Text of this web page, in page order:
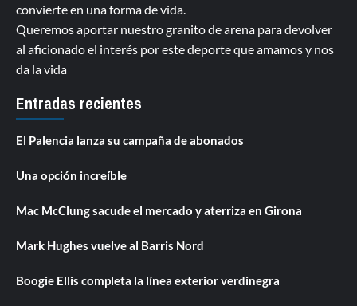
convierte en una forma de vida.
Queremos aportar nuestro granito de arena para devolver
al aficionado el interés por este deporte que amamos y nos
da la vida
Entradas recientes
El Palencia lanza su campaña de abonados
Una opción increíble
Mac McClung sacude el mercado y aterriza en Girona
Mark Hughes vuelve al Barris Nord
Boogie Ellis completa la línea exterior verdinegra